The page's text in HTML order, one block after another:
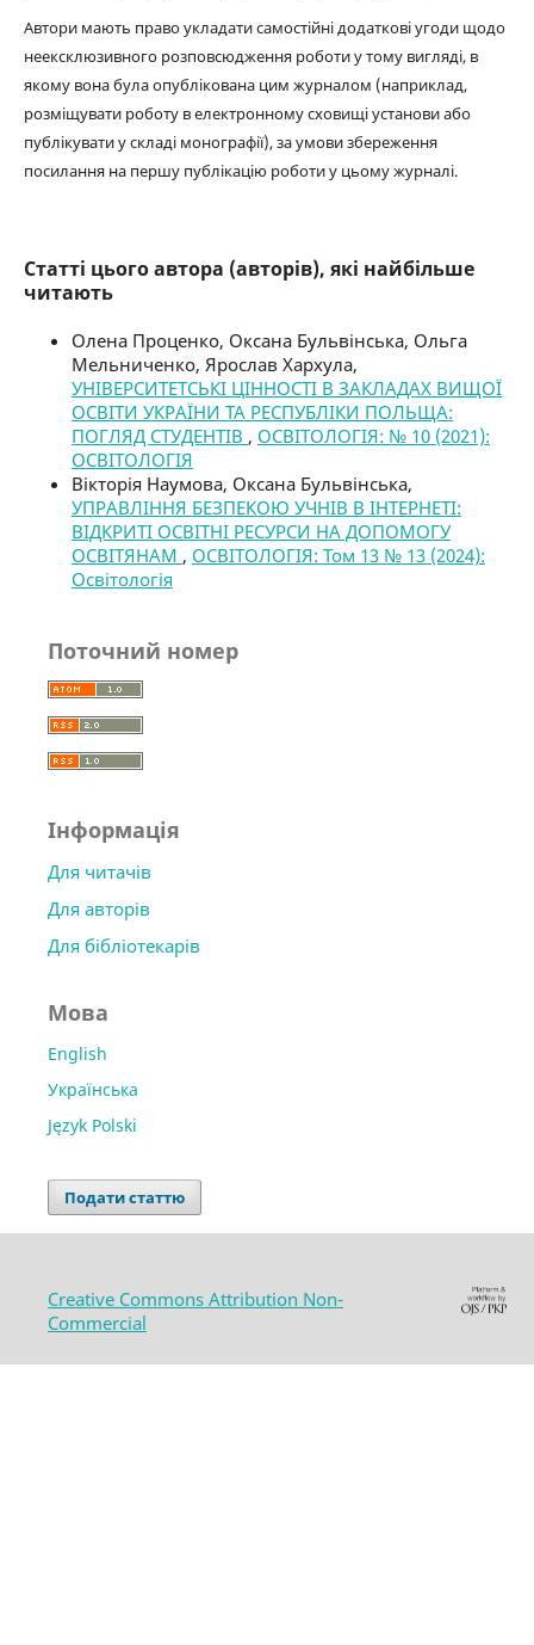
Автори мають право укладати самостійні додаткові угоди щодо
неексклюзивного розповсюдження роботи у тому вигляді, в
якому вона була опублікована цим журналом (наприклад,
розміщувати роботу в електронному сховищі установи або
публікувати у складі монографії), за умови збереження
посилання на першу публікацію роботи у цьому журналі.
Статті цього автора (авторів), які найбільше
читають
Олена Проценко, Оксана Бульвінська, Ольга
Мельниченко, Ярослав Хархула,
УНІВЕРСИТЕТСЬКІ ЦІННОСТІ В ЗАКЛАДАХ ВИЩОЇ
ОСВІТИ УКРАЇНИ ТА РЕСПУБЛІКИ ПОЛЬЩА:
ПОГЛЯД СТУДЕНТІВ , ОСВІТОЛОГІЯ: № 10 (2021):
ОСВІТОЛОГІЯ
Вікторія Наумова, Оксана Бульвінська,
УПРАВЛІННЯ БЕЗПЕКОЮ УЧНІВ В ІНТЕРНЕТІ:
ВІДКРИТІ ОСВІТНІ РЕСУРСИ НА ДОПОМОГУ
ОСВІТЯНАМ , ОСВІТОЛОГІЯ: Том 13 № 13 (2024):
Освітологія
Поточний номер
Інформація
Для читачів
Для авторів
Для бібліотекарів
Мова
English
Українська
Język Polski
Подати статтю
Creative Commons Attribution Non-
Commercial